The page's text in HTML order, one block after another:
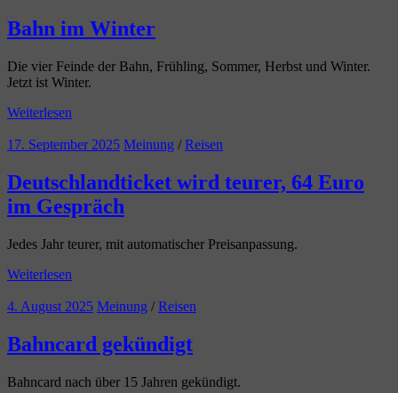
Bahn im Winter
Die vier Feinde der Bahn, Frühling, Sommer, Herbst und Winter.
Jetzt ist Winter.
Weiterlesen
17. September 2025 Meinung /Reisen
Deutschlandticket wird teurer, 64 Euro
im Gespräch
Jedes Jahr teurer, mit automatischer Preisanpassung.
Weiterlesen
4. August 2025 Meinung /Reisen
Bahncard gekündigt
Bahncard nach über 15 Jahren gekündigt.